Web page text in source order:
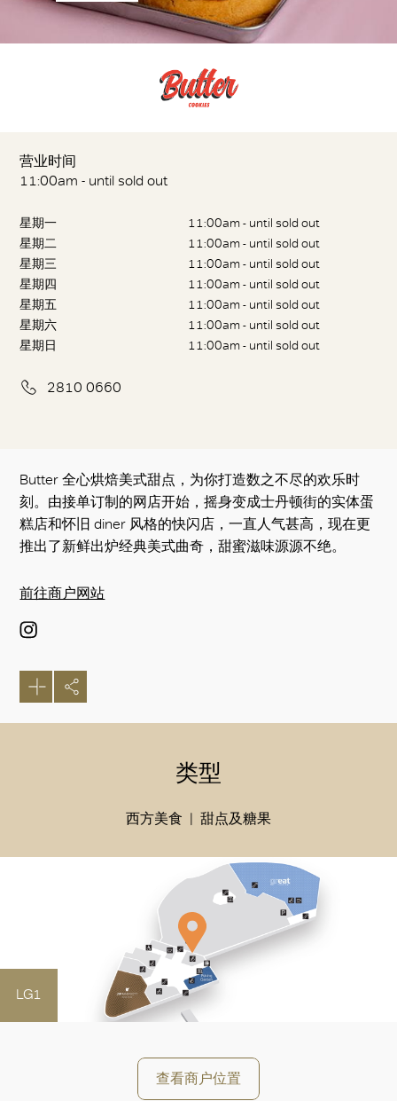
营业时间
11:00am - until sold out
星期一
11:00am - until sold out
星期二
11:00am - until sold out
星期三
11:00am - until sold out
星期四
11:00am - until sold out
星期五
11:00am - until sold out
星期六
11:00am - until sold out
星期日
11:00am - until sold out
2810 0660
Butter 全心烘焙美式甜点，为你打造数之不尽的欢乐时
刻。由接单订制的网店开始，摇身变成士丹顿街的实体蛋
糕店和怀旧 diner 风格的快闪店，一直人气甚高，现在更
推出了新鲜出炉经典美式曲奇，甜蜜滋味源源不绝。
前往商户网站
类型
西方美食 甜点及糖果
LG1
查看商户位置
好